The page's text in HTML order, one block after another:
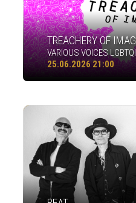
TREACHERY OF
VARIOUS VOICES
25.06.2026 21:00